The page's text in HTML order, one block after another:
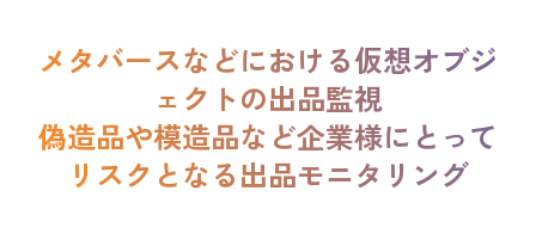
メタバースなどにおける仮想オブジ
ェクトの出品監視
偽造品や模造品など企業様にとって
リスクとなる出品モニタリング